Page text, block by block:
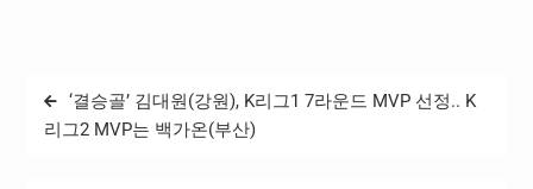
미디어축제 ’ 프로그램의 일
부로 시·청각 장애인은 물론
글
탐
‘결승골’ 김대원(강원), K리그1 7라운드 MVP 선정.. K
리그2 MVP는 백가온(부산)